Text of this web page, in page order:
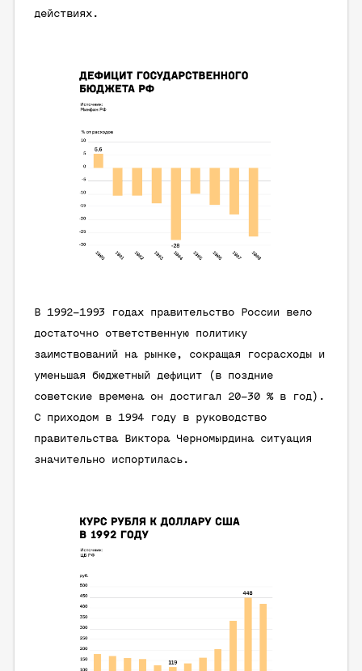
действиях.
В 1992–1993 годах правительство России вело
достаточно ответственную политику
заимствований на рынке, сокращая госрасходы и
уменьшая бюджетный дефицит (в поздние
советские времена он достигал 20–30 % в год).
С приходом в 1994 году в руководство
правительства Виктора Черномырдина ситуация
значительно испортилась.